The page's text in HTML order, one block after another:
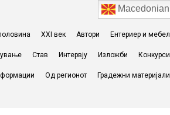
XXI век Автори Ентериер и мебел
Став Интервју Изложби Конкурси
Од регионот Градежни материјали
Macedonian